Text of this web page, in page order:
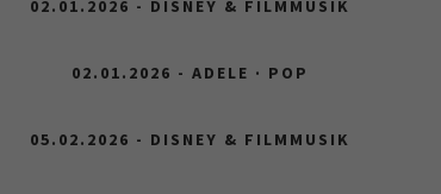
02.01.2026 - DISNEY & FILMMUSIK
02.01.2026 - ADELE · POP
05.02.2026 - DISNEY & FILMMUSIK